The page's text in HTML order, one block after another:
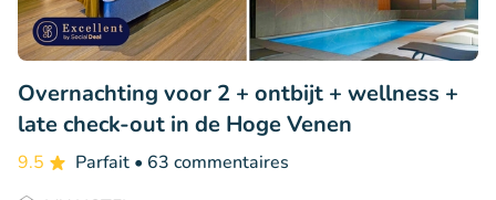
Overnachting voor 2 + ontbijt + wellness +
late check-out in de Hoge Venen
9.5 Parfait • 63 commentaires